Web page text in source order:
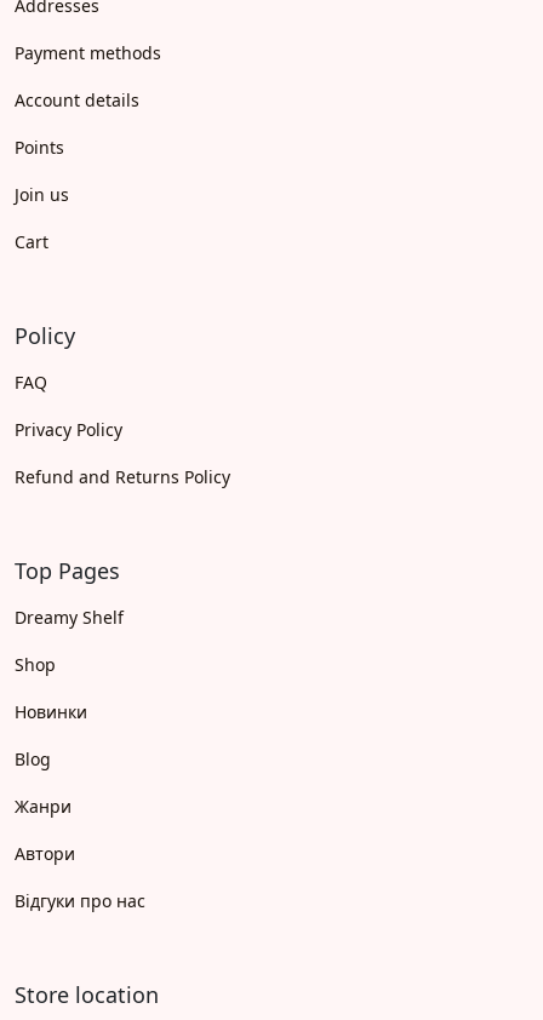
Addresses
Payment methods
Account details
Points
Join us
Cart
Policy
FAQ
Privacy Policy
Refund and Returns Policy
Top Pages
Dreamy Shelf
Shop
Новинки
Blog
Жанри
Автори
Відгуки про нас
Store location